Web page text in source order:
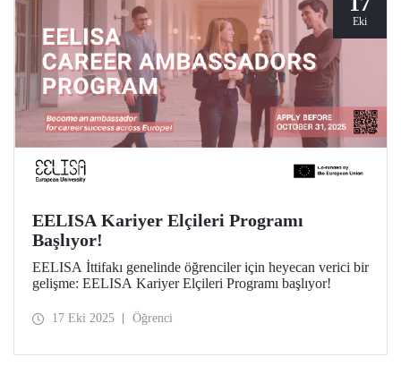
Eki
EELISA Kariyer Elçileri Programı
Başlıyor!
EELISA İttifakı genelinde öğrenciler için heyecan verici bir
gelişme: EELISA Kariyer Elçileri Programı başlıyor!
17 Eki 2025 Öğrenci